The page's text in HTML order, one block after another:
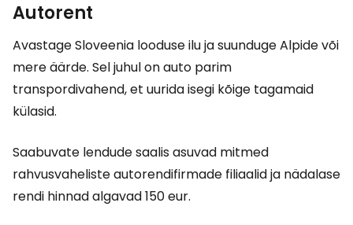
Autorent
Avastage Sloveenia looduse ilu ja suunduge Alpide või
mere äärde. Sel juhul on auto parim
transpordivahend, et uurida isegi kõige tagamaid
külasid.
Saabuvate lendude saalis asuvad mitmed
rahvusvaheliste autorendifirmade filiaalid ja nädalase
rendi hinnad algavad 150 eur.